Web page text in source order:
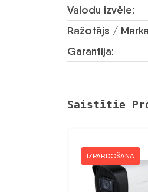
Valodu izvēle:
Ražotājs /
Garantija:
Saistītie
IZPĀRDOŠANA